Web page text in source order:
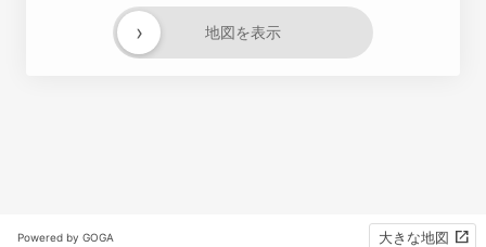
地図を表示
›
Powered by GOGA 大きな地図